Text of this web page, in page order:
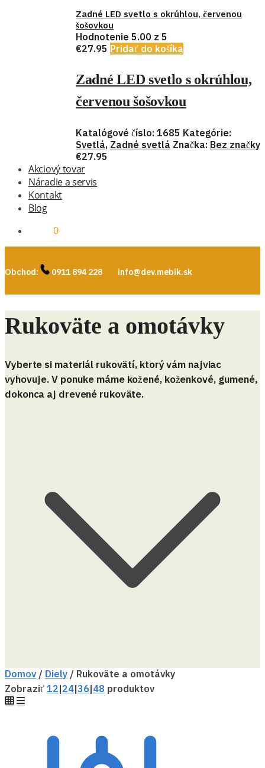
Zadné LED svetlo s okrúhlou, červenou
šošovkou
Hodnotenie 5.00 z 5
€27.95 Pridať do košíka
Zadné LED svetlo s okrúhlou,
červenou šošovkou
Katalógové číslo: 1685 Kategórie:
Svetlá, Zadné svetlá Značka: Bez značky
€27.95
Akciový tovar
Náradie a servis
Kontakt
Blog
0
Obchod: 0911 894 228 info@dev.mebik.sk
Rukoväte a omotávky
Vyberte si materiál rukovätí, ktorý vám najviac
vyhovuje. V ponuke máme kožené, koženkové, gumené,
dokonca aj drevené rukoväte.
Domov / Diely / Rukoväte a omotávky
Zobraziť 12|24|36|48 produktov